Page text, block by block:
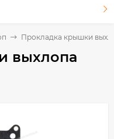
Прокладка крышки
выхлопа